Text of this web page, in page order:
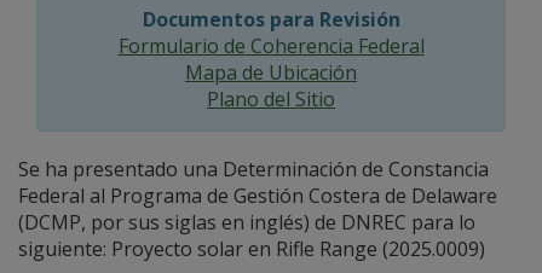
Documentos para Revisión
Formulario de Coherencia Federal
Mapa de Ubicación
Plano del Sitio
Se ha presentado una Determinación de Constancia
Federal al Programa de Gestión Costera de Delaware
(DCMP, por sus siglas en inglés) de DNREC para lo
siguiente: Proyecto solar en Rifle Range (2025.0009)